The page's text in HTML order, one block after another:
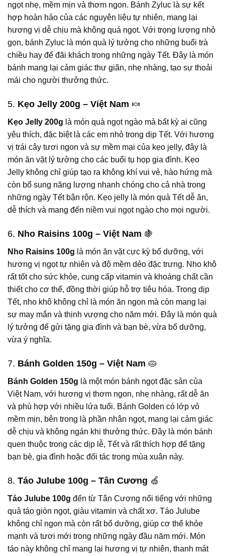
ngọt nhẹ, mềm mịn và thơm ngon. Bánh Zyluc là sự kết
hợp hoàn hảo của các nguyên liệu tự nhiên, mang lại
hương vị dễ chịu mà không quá ngọt. Với trọng lượng nhỏ
gọn, bánh Zyluc là món quà lý tưởng cho những buổi trà
chiều hay để đãi khách trong những ngày Tết. Đây là món
bánh mang lại cảm giác thư giãn, nhẹ nhàng, tạo sự thoải
mái cho người thưởng thức.
5. Kẹo Jelly 200g – Việt Nam 🍬
Kẹo Jelly 200g là món quà ngọt ngào mà bất kỳ ai cũng
yêu thích, đặc biệt là các em nhỏ trong dịp Tết. Với hương
vị trái cây tươi ngon và sự mềm mại của kẹo jelly, đây là
món ăn vặt lý tưởng cho các buổi tụ họp gia đình. Kẹo
Jelly không chỉ giúp tạo ra không khí vui vẻ, hào hứng mà
còn bổ sung năng lượng nhanh chóng cho cả nhà trong
những ngày Tết bận rộn. Kẹo jelly là món quà Tết dễ ăn,
dễ thích và mang đến niềm vui ngọt ngào cho mọi người.
6. Nho Raisins 100g – Việt Nam 🍇
Nho Raisins 100g là món ăn vặt cực kỳ bổ dưỡng, với
hương vị ngọt tự nhiên và độ mềm dẻo đặc trưng. Nho khô
rất tốt cho sức khỏe, cung cấp vitamin và khoáng chất cần
thiết cho cơ thể, đồng thời giúp hỗ trợ tiêu hóa. Trong dịp
Tết, nho khô không chỉ là món ăn ngon mà còn mang lại
sự may mắn và thịnh vượng cho năm mới. Đây là món quà
lý tưởng để gửi tặng gia đình và bạn bè, vừa bổ dưỡng,
vừa ý nghĩa.
7. Bánh Golden 150g – Việt Nam 🥧
Bánh Golden 150g là một món bánh ngọt đặc sản của
Việt Nam, với hương vị thơm ngon, nhẹ nhàng, rất dễ ăn
và phù hợp với nhiều lứa tuổi. Bánh Golden có lớp vỏ
mềm mịn, bên trong là phần nhân ngọt, mang lại cảm giác
dễ chịu và không ngán khi thưởng thức. Đây là món bánh
quen thuộc trong các dịp lễ, Tết và rất thích hợp để tặng
bạn bè, gia đình hoặc đối tác trong mùa xuân này.
8. Táo Julube 100g – Tân Cương 🍏
Táo Julube 100g đến từ Tân Cương nổi tiếng với những
quả táo giòn ngọt, giàu vitamin và chất xơ. Táo Julube
không chỉ ngon mà còn rất bổ dưỡng, giúp cơ thể khỏe
mạnh và tươi mới trong những ngày đầu năm mới. Món
táo này không chỉ mang lại hương vị tự nhiên, thanh mát